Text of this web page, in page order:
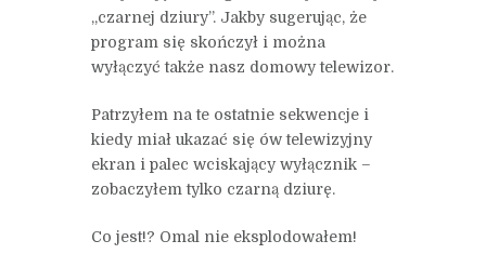
„czarnej dziury”. Jakby sugerując, że
program się skończył i można
wyłączyć także nasz domowy telewizor.
Patrzyłem na te ostatnie sekwencje i
kiedy miał ukazać się ów telewizyjny
ekran i palec wciskający wyłącznik –
zobaczyłem tylko czarną dziurę.
Co jest!? Omal nie eksplodowałem!